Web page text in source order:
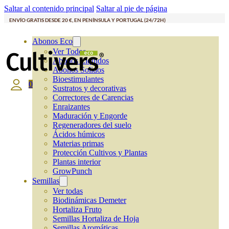
Saltar al contenido principal Saltar al pie de página
ENVÍO GRATIS DESDE 20 €, EN PENÍNSULA Y PORTUGAL (24/72H)
Abonos Eco
Ver Todos
Abonos Líquidos
Abonos Solidos
Bioestimulantes
Sustratos y decorativas
Correctores de Carencias
Enraizantes
Maduración y Engorde
Regeneradores del suelo
Ácidos húmicos
Materias primas
Protección Cultivos y Plantas
Plantas interior
GrowPunch
Semillas
Ver todas
Biodinámicas Demeter
Hortaliza Fruto
Semillas Hortaliza de Hoja
0